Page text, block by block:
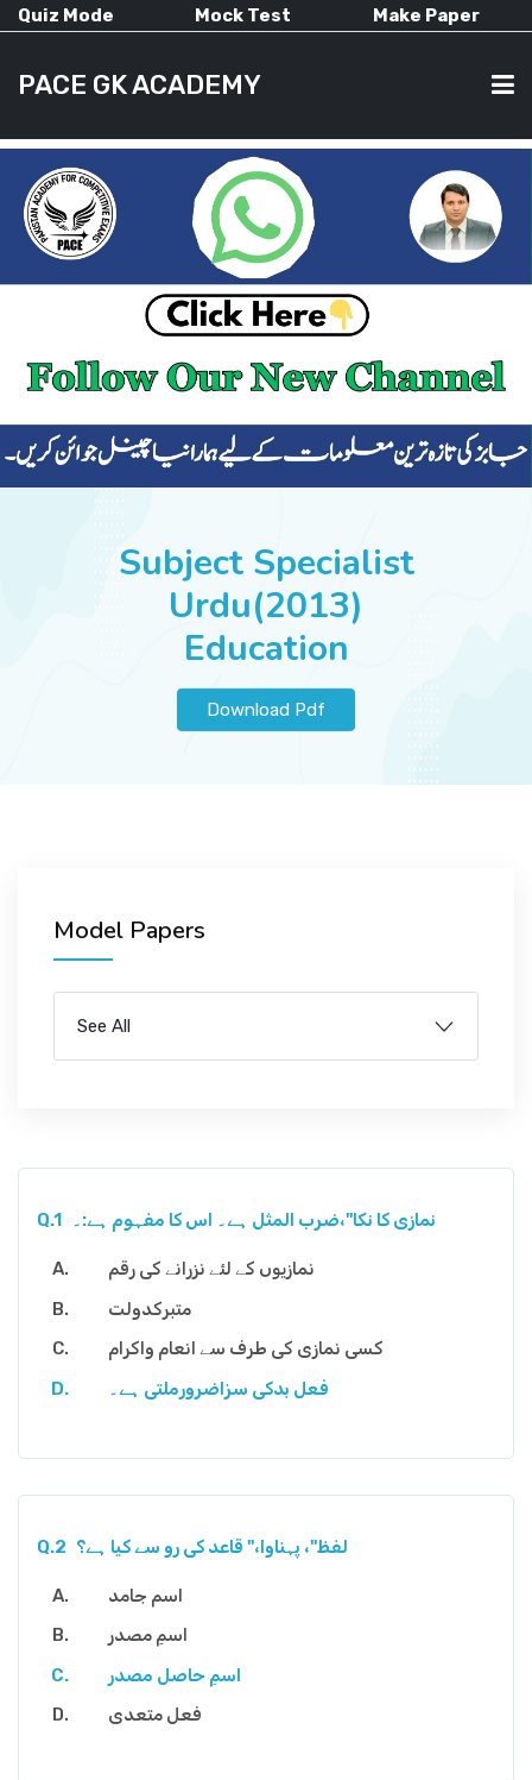
Quiz Mode Mock Test Make Paper
PACE GK ACADEMY
HOME
CURRENT AFFAIRS
ALL-SUBJECTS
Subject Specialist
Urdu(2013)
Education
Download Pdf
Model Papers
See All
Q.1 نمازی کا نکا"،ضرب المثل ہے۔ اس کا مفہوم ہے:۔
نمازیوں کے لئے نزرانے کی رقم
متبرکدولت
کسی نمازی کی طرف سے انعام واکرام
فعل بدکی سزاضرورملتی ہے۔
Q.2 لفظ"، پہناوا،" قاعد کی رو سے کیا ہے؟
اسم جامد
اسمِ مصدر
اسمِ حاصل مصدر
فعل متعدی